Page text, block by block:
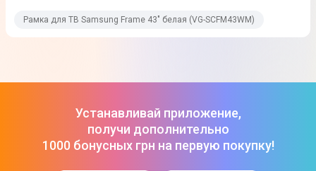
Рамка для ТВ Samsung Frame 43" белая (VG-SCFM43WM)
Устанавливай приложение,
получи дополнительно
1000 бонусных грн на первую покупку!